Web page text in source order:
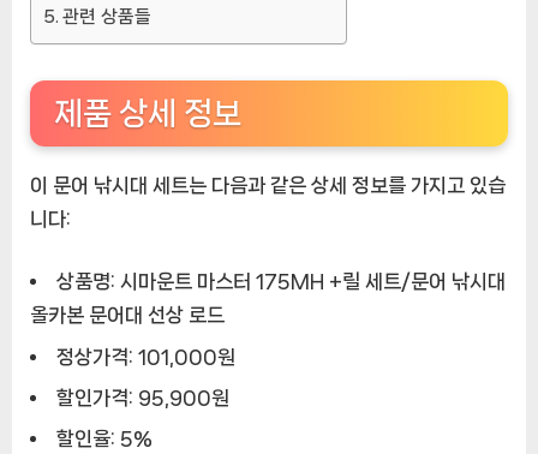
관련 상품들
제품 상세 정보
이 문어 낚시대 세트는 다음과 같은 상세 정보를 가지고 있습
니다:
상품명: 시마운트 마스터 175MH +릴 세트/문어 낚시대
올카본 문어대 선상 로드
정상가격: 101,000원
할인가격: 95,900원
할인율: 5%